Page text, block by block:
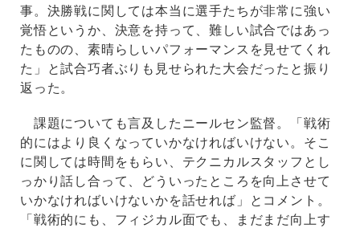
事。決勝戦に関しては本当に選手たちが非常に強い
覚悟というか、決意を持って、難しい試合ではあっ
たものの、素晴らしいパフォーマンスを見せてくれ
た」と試合巧者ぶりも見せられた大会だったと振り
返った。
課題についても言及したニールセン監督。「戦術
的にはより良くなっていかなければいけない。そこ
に関しては時間をもらい、テクニカルスタッフとし
っかり話し合って、どういったところを向上させて
いかなければいけないかを話せれば」とコメント。
「戦術的にも、フィジカル面でも、まだまだ向上す